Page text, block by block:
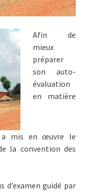
Afin de
mieux
préparer
son auto-
évaluation
en matière
a mis en œuvre le
la convention des
d’examen guidé par